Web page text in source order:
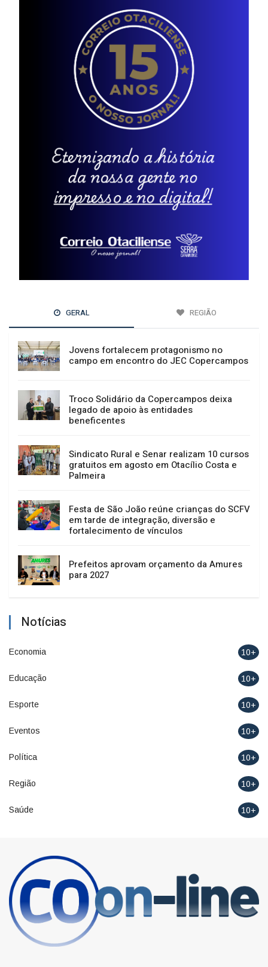
GERAL REGIÃO
Jovens fortalecem protagonismo no
campo em encontro do JEC Copercampos
Troco Solidário da Copercampos deixa
legado de apoio às entidades
beneficentes
Sindicato Rural e Senar realizam 10 cursos
gratuitos em agosto em Otacílio Costa e
Palmeira
Festa de São João reúne crianças do SCFV
em tarde de integração, diversão e
fortalecimento de vínculos
Prefeitos aprovam orçamento da Amures
para 2027
Notícias
Economia 10+
Educação 10+
Esporte 10+
Eventos 10+
Política 10+
Região 10+
Saúde 10+